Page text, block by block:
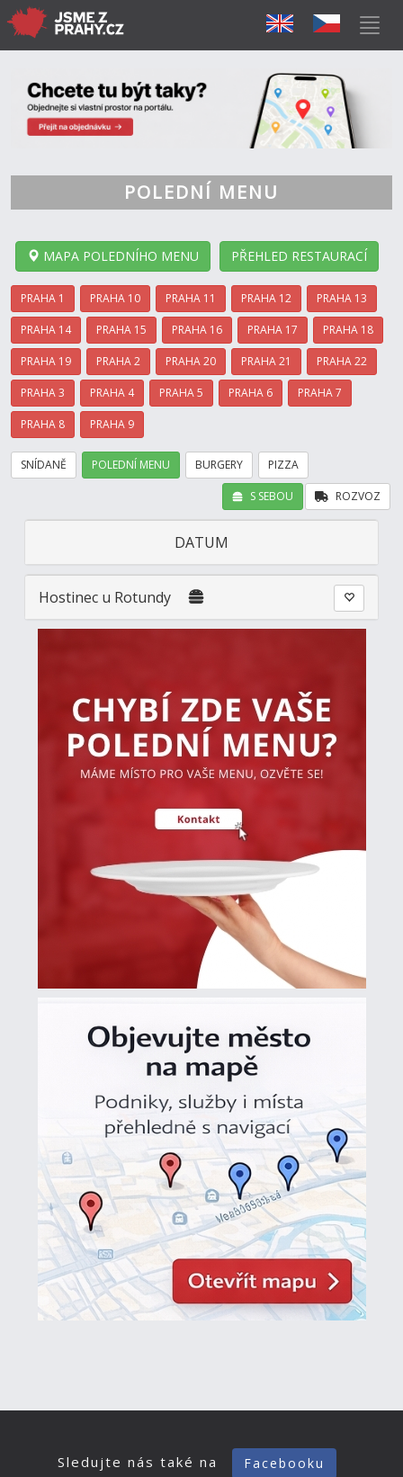
POLEDNÍ MENU
MAPA POLEDNÍHO MENU PŘEHLED RESTAURACÍ
PRAHA 1 PRAHA 10 PRAHA 11 PRAHA 12 PRAHA 13
PRAHA 14 PRAHA 15 PRAHA 16 PRAHA 17 PRAHA 18
PRAHA 19 PRAHA 2 PRAHA 20 PRAHA 21 PRAHA 22
PRAHA 3 PRAHA 4 PRAHA 5 PRAHA 6 PRAHA 7
PRAHA 8 PRAHA 9
SNÍDANĚ POLEDNÍ MENU BURGERY PIZZA
ROZVOZ
S SEBOU
DATUM
Hostinec u Rotundy
Sledujte nás také na Facebooku